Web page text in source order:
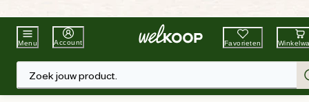
Beste WinkelketenTuin & Dier
Menu Account Favorieten
Zoek jouw product.